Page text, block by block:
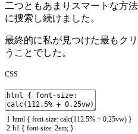
二つともあまりスマートな方
に捜索し続けました。
最終的に私が見つけた最もク
うことでした。
CSS
1
2
html { font-size: calc(112.5% + 0.25vw) }
h1 { font-size: 2em; }